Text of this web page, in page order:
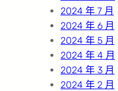
2024 年 7 月
2024 年 6 月
2024 年 5 月
2024 年 4 月
2024 年 3 月
2024 年 2 月